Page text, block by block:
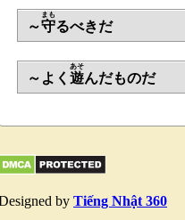
～守
まも
るべきだ
～よく 遊
あそ
んだものだ
by Tiếng Nhật 360